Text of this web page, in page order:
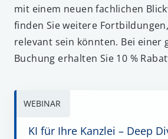
mit einem neuen fachlichen
finden Sie weitere
relevant sein könnten. Bei einer
Buchung erhalten Sie 10 %
WEBINAR
KI für Ihre Kanzlei – Deep